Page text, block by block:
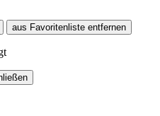
aus Favoritenliste entfernen